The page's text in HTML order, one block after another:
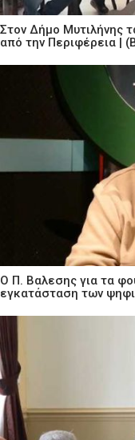
Στον Δήμο Μυτιλήνης
από την Περιφέρεια |
Ο Π. Βαλεσης για τα
εγκατάσταση των